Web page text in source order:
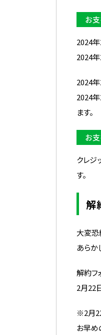
お
2024年
2024
2024年
2024
ます。
お
クレジ
す。
解
大変恐
あらか
解約フ
2月22
※2月
お早め